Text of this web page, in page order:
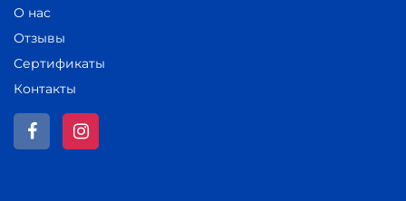
О нас
Отзывы
Сертификаты
Контакты